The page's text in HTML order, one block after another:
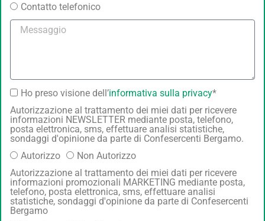
Contatto telefonico
Ho preso visione dell’informativa sulla privacy*
Autorizzazione al trattamento dei miei dati per ricevere
informazioni NEWSLETTER mediante posta, telefono,
posta elettronica, sms, effettuare analisi statistiche,
sondaggi d'opinione da parte di Confesercenti Bergamo.
Autorizzo
Non Autorizzo
Autorizzazione al trattamento dei miei dati per ricevere
informazioni promozionali MARKETING mediante posta,
telefono, posta elettronica, sms, effettuare analisi
statistiche, sondaggi d'opinione da parte di Confesercenti
Bergamo